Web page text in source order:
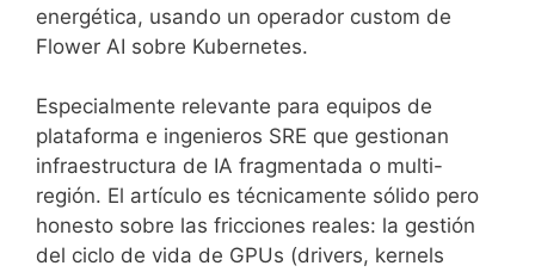
energética, usando un operador custom de
Flower AI sobre Kubernetes.
Especialmente relevante para equipos de
plataforma e ingenieros SRE que gestionan
infraestructura de IA fragmentada o multi-
región. El artículo es técnicamente sólido pero
honesto sobre las fricciones reales: la gestión
del ciclo de vida de GPUs (drivers, kernels